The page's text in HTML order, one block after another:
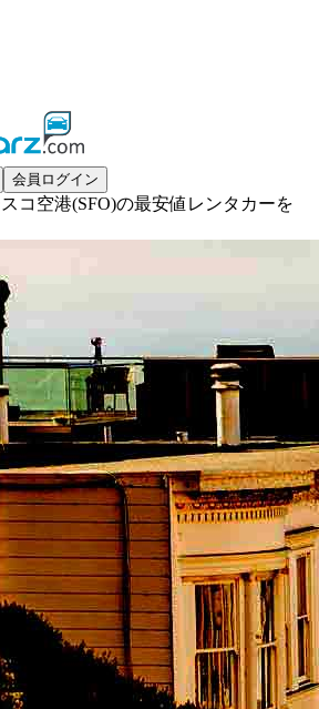
会員ログイン
コ空港(SFO)の最安値レンタカーを